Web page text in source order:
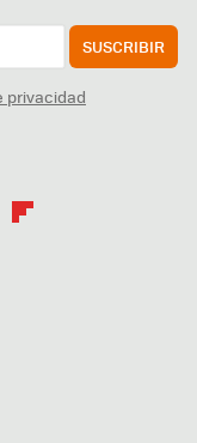
SUSCRIBIR
privacidad